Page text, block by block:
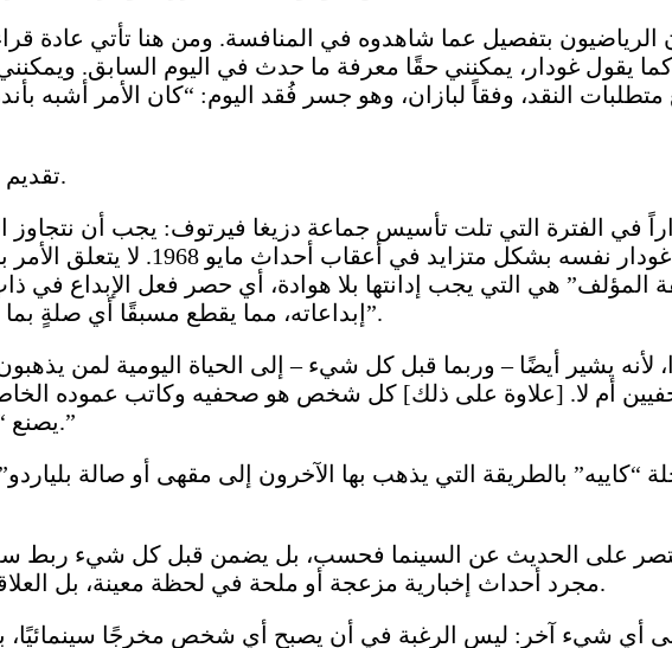
بتفصيل عما شاهدوه في المنافسة. ومن هنا تأتي عادة
كما يقول غودار، يمكنني حقًا معرفة ما حدث في اليوم السابق.
النقد، وفقاً لبازان، وهو جسر فُقد اليوم: “كان الأمر أشبه
“تقديم الأخبار للمشاهدين” يعني معرفة كيفية التواصل معهم.
في الفترة التي تلت تأسيس جماعة دزيغا فيرتوف: يجب أن نتجاوز
تقديس شخصية المؤلف، وهو أمر
المؤلف” هي التي يجب إدانتها بلا هوادة، أي حصر فعل الإبداع
إبداعاته، مما يقطع مسبقًا أي صلةٍ بما هو خارج الفيلم، أو ما يُفضّل غودار تسميته “مكانه الآخر”.
لأنه يشير أيضًا – وربما قبل كل شيء – إلى الحياة اليومية لمن
أم لا. [علاوة على ذلك] كل شخص هو صحفيه وكاتب عموده الخاص
يصنع “سينماه الصغيرة” الخاصة به عن مادته ونشاطه اليومي.”
على الحديث عن السينما فحسب، بل يضمن قبل كل شيء ربط
مجرد أحداث إخبارية مزعجة أو ملحة في لحظة معينة، بل العلاقة الفريدة التي تربط كل واحد منا بهذه الأحداث اليومية.
إلى أي شيء آخر: ليس الرغبة في أن يصبح أي شخص مخرجًا